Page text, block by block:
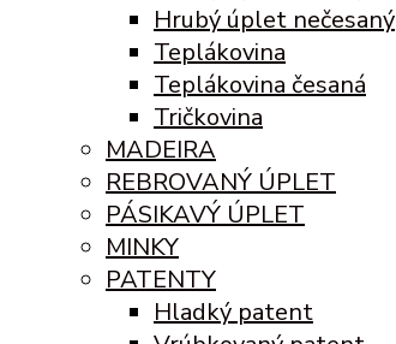
Hrubý úplet nečesaný
Teplákovina
Teplákovina česaná
Tričkovina
MADEIRA
REBROVANÝ ÚPLET
PÁSIKAVÝ ÚPLET
MINKY
PATENTY
Hladký patent